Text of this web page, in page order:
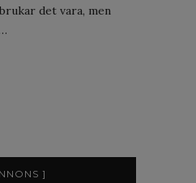
det vara, men
]